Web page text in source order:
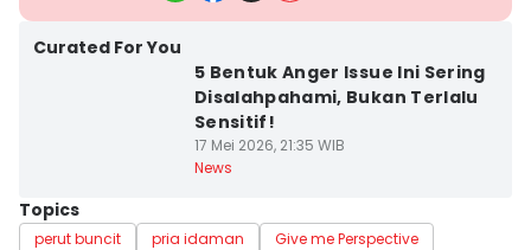
Curated For You
5 Bentuk Anger Issue Ini Sering
Disalahpahami, Bukan Terlalu
Sensitif!
17 Mei 2026, 21:35 WIB
News
Topics
perut buncit pria idaman Give me Perspective